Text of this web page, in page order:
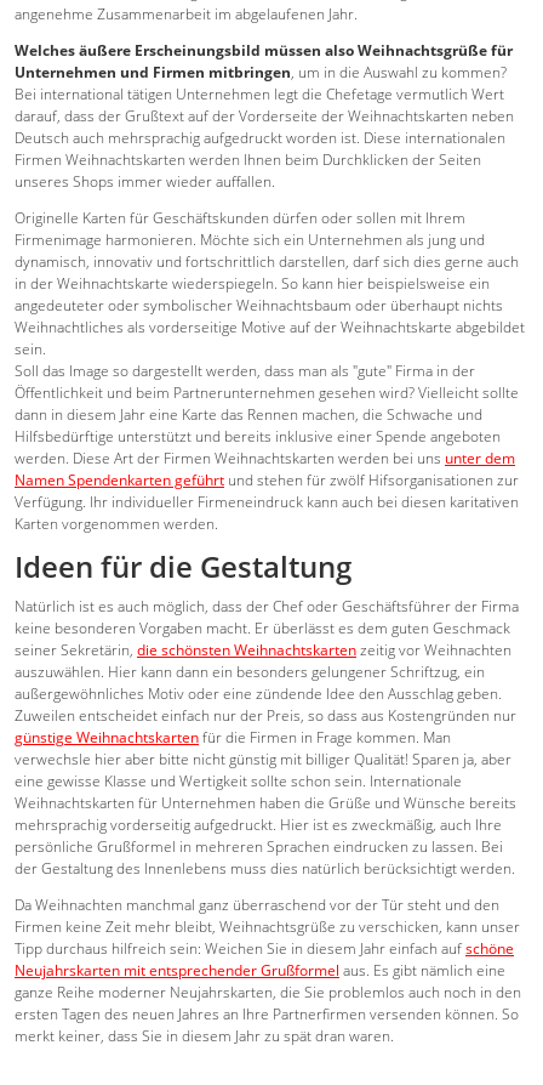
angenehme Zusammenarbeit im abgelaufenen Jahr.
Welches äußere Erscheinungsbild müssen also Weihnachtsgrüße für
Unternehmen und Firmen mitbringen, um in die Auswahl zu kommen?
Bei international tätigen Unternehmen legt die Chefetage vermutlich Wert
darauf, dass der Grußtext auf der Vorderseite der Weihnachtskarten neben
Deutsch auch mehrsprachig aufgedruckt worden ist. Diese internationalen
Firmen Weihnachtskarten werden Ihnen beim Durchklicken der Seiten
unseres Shops immer wieder auffallen.
Originelle Karten für Geschäftskunden dürfen oder sollen mit Ihrem
Firmenimage harmonieren. Möchte sich ein Unternehmen als jung und
dynamisch, innovativ und fortschrittlich darstellen, darf sich dies gerne auch
in der Weihnachtskarte wiederspiegeln. So kann hier beispielsweise ein
angedeuteter oder symbolischer Weihnachtsbaum oder überhaupt nichts
Weihnachtliches als vorderseitige Motive auf der Weihnachtskarte abgebildet
sein.
Soll das Image so dargestellt werden, dass man als "gute" Firma in der
Öffentlichkeit und beim Partnerunternehmen gesehen wird? Vielleicht sollte
dann in diesem Jahr eine Karte das Rennen machen, die Schwache und
Hilfsbedürftige unterstützt und bereits inklusive einer Spende angeboten
werden. Diese Art der Firmen Weihnachtskarten werden bei uns unter dem
Namen Spendenkarten geführt und stehen für zwölf Hifsorganisationen zur
Verfügung. Ihr individueller Firmeneindruck kann auch bei diesen karitativen
Karten vorgenommen werden.
Ideen für die Gestaltung
Natürlich ist es auch möglich, dass der Chef oder Geschäftsführer der Firma
keine besonderen Vorgaben macht. Er überlässt es dem guten Geschmack
seiner Sekretärin, die schönsten Weihnachtskartenzeitig vor Weihnachten
auszuwählen. Hier kann dann ein besonders gelungener Schriftzug, ein
außergewöhnliches Motiv oder eine zündende Idee den Ausschlag geben.
Zuweilen entscheidet einfach nur der Preis, so dass aus Kostengründen nur
günstige Weihnachtskartenfür die Firmen in Frage kommen. Man
verwechsle hier aber bitte nicht günstig mit billiger Qualität! Sparen ja, aber
eine gewisse Klasse und Wertigkeit sollte schon sein. Internationale
Weihnachtskarten für Unternehmen haben die Grüße und Wünsche bereits
mehrsprachig vorderseitig aufgedruckt. Hier ist es zweckmäßig, auch Ihre
persönliche Grußformel in mehreren Sprachen eindrucken zu lassen. Bei
der Gestaltung des Innenlebens muss dies natürlich berücksichtigt werden.
Da Weihnachten manchmal ganz überraschend vor der Tür steht und den
Firmen keine Zeit mehr bleibt, Weihnachtsgrüße zu verschicken, kann unser
Tipp durchaus hilfreich sein: Weichen Sie in diesem Jahr einfach aufschöne
Neujahrskarten mit entsprechender Grußformel aus. Es gibt nämlich eine
ganze Reihe moderner Neujahrskarten, die Sie problemlos auch noch in den
ersten Tagen des neuen Jahres an Ihre Partnerfirmen versenden können. So
merkt keiner, dass Sie in diesem Jahr zu spät dran waren.